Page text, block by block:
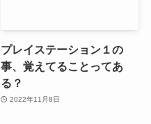
プレイステーション１の
事、覚えてることってあ
る？
2022年11月8日